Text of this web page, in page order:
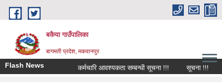
Skip to main content
बकैया गाउँपालिका
बागमती प्रदेश, मकवानपुर
Flash News कर्मचारि आवश्यकता सम्बन्धी सूचना !!! सूचना !!!